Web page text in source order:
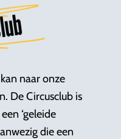
naar onze
De Circusclub is
‘geleide
die een